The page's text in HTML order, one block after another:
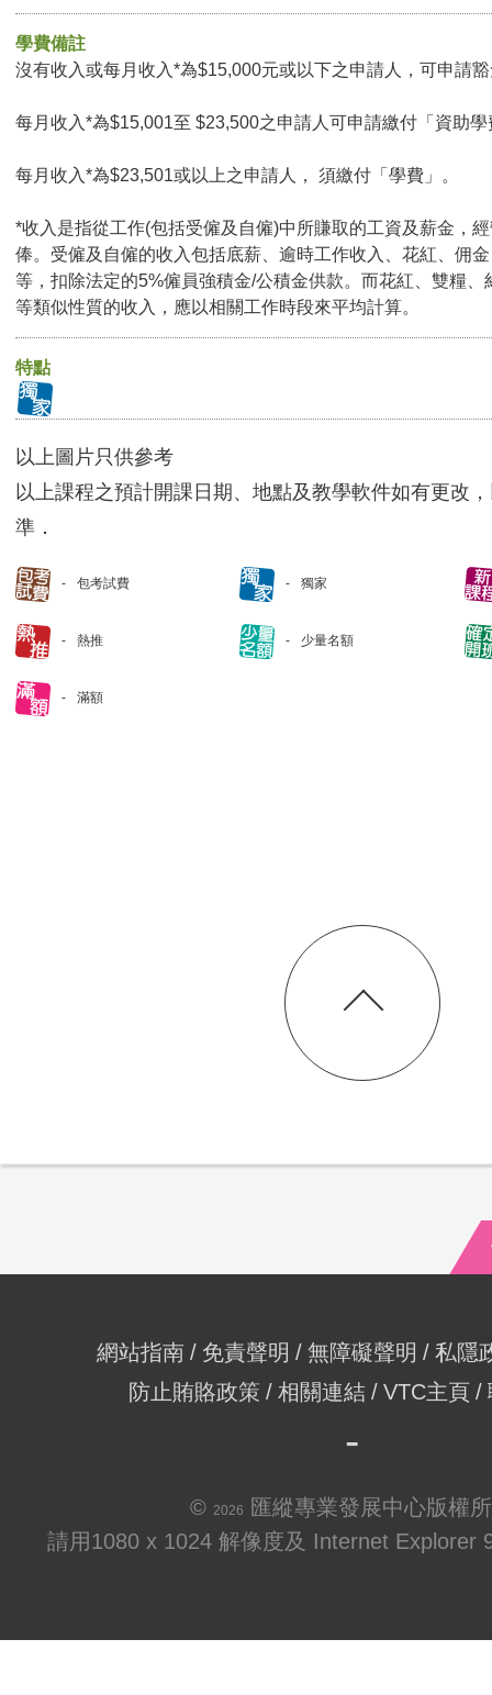
學費備註
沒有收入或每月收入*為$15,000元或以下之申請人，可申請
每月收入*為$15,001至 $23,500之申請人可申請繳付「資助學
每月收入*為$23,501或以上之申請人， 須繳付「學費」。
*收入是指從工作(包括受僱及自僱)中所賺取的工資及薪金，
俸。受僱及自僱的收入包括底薪、逾時工作收入、花紅、佣
等，扣除法定的5%僱員強積金/公積金供款。而花紅、雙糧、
等類似性質的收入，應以相關工作時段來平均計算。
特點
以上圖片只供參考
以上課程之預計開課日期、地點及教學軟件如有更改
準．
包考試費 獨家
熱推 少量名額
滿額
網站指南 免責聲明 無障礙聲明
私隱
防止賄賂政策
相關連結 VTC主頁
© 2026
匯縱專業發展中心版權
請用1080 x 1024 解像度及 Internet Explorer